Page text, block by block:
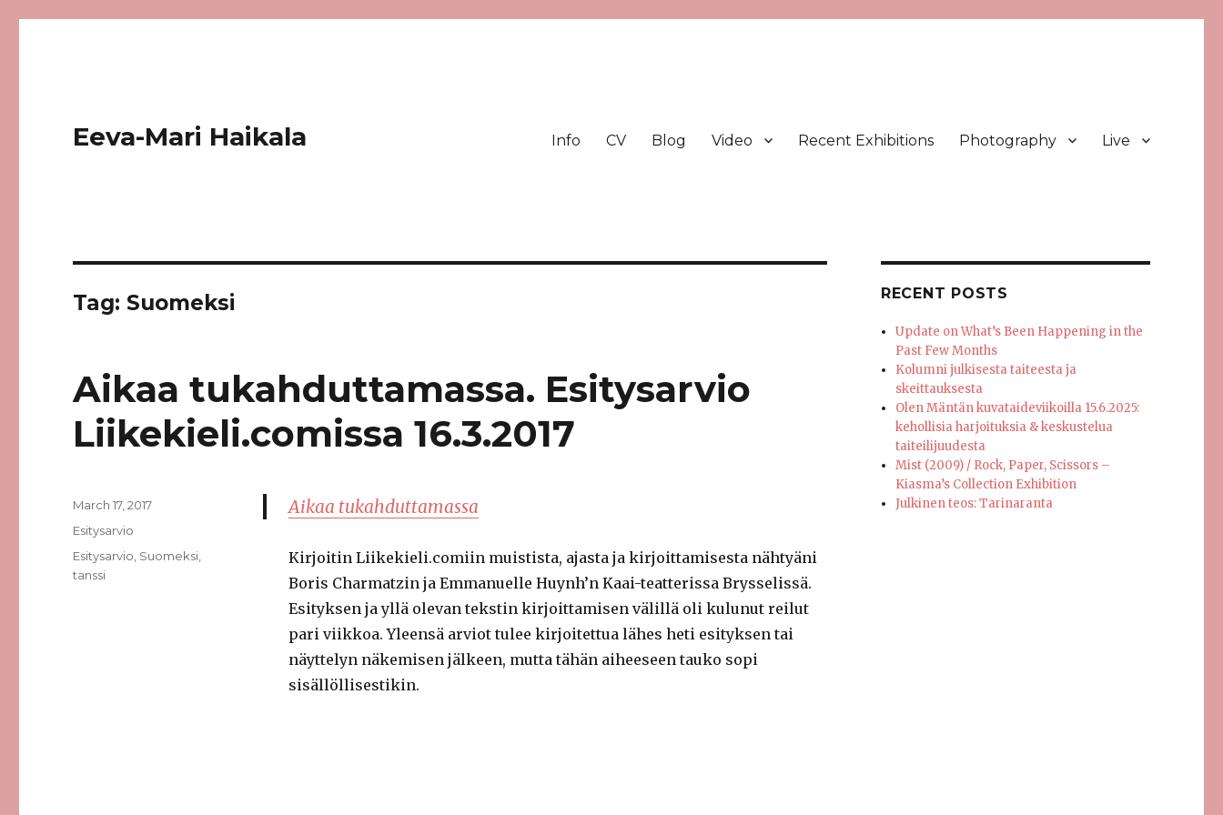
Eeva-Mari Haikala Info CV Blog Video Recent Exhibitions Photography Live
Tag: Suomeksi
Aikaa tukahduttamassa. Esitysarvio
Liikekieli.comissa 16.3.2017
Aikaa tukahduttamassa
Kirjoitin Liikekieli.comiin muistista, ajasta ja kirjoittamisesta nähtyäni
Boris Charmatzin ja Emmanuelle Huynh’n Kaai-teatterissa Brysselissä.
Esityksen ja yllä olevan tekstin kirjoittamisen välillä oli kulunut reilut
pari viikkoa. Yleensä arviot tulee kirjoitettua lähes heti esityksen tai
näyttelyn näkemisen jälkeen, mutta tähän aiheeseen tauko sopi
sisällöllisestikin.
Posted
on
March 17, 2017
Categories
Esitysarvio
Tags
Esitysarvio Suomeksi
tanssi
RECENT POSTS
Update on What’s Been Happening in the
Past Few Months
Kolumni julkisesta taiteesta ja
skeittauksesta
Olen Mäntän kuvataideviikoilla 15.6.2025:
kehollisia harjoituksia & keskustelua
taiteilijuudesta
Mist (2009) / Rock, Paper, Scissors –
Kiasma’s Collection Exhibition
Julkinen teos: Tarinaranta